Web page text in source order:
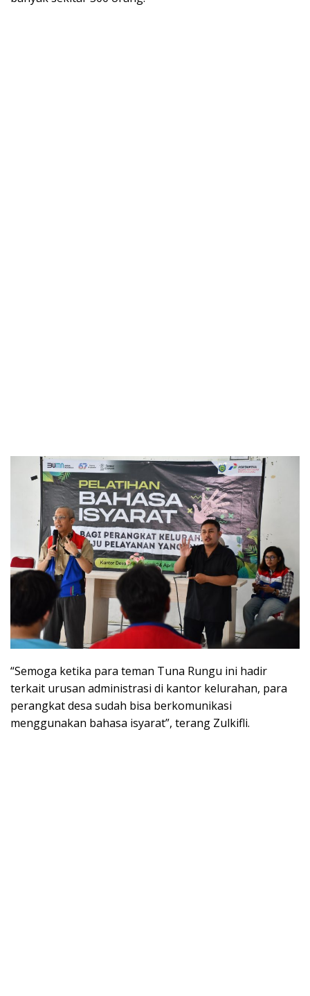
“Semoga ketika para teman Tuna Rungu ini hadir
terkait urusan administrasi di kantor kelurahan, para
perangkat desa sudah bisa berkomunikasi
menggunakan bahasa isyarat”, terang Zulkifli.